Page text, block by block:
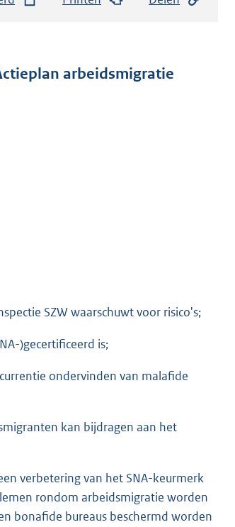
arbeidsmigratie
SZW waarschuwt voor risico's;
)gecertificeerd is;
ondervinden van malafide
kan bijdragen aan het
verbetering van het SNA-keurmerk
rondom arbeidsmigratie worden
bonafide bureaus beschermd worden